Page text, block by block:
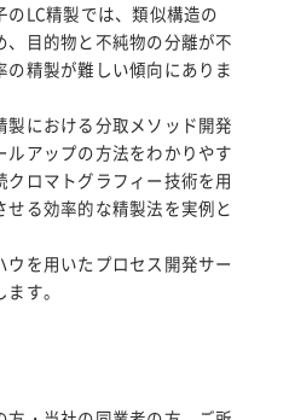
LC精製では、類似構造の
、目的物と不純物の分離が不
精製が難しい傾向にありま
における分取メソッド開発
ルアップの方法をわかりやす
クロマトグラフィー技術を用
る効率的な精製法を実例と
を用いたプロセス開発サー
す。